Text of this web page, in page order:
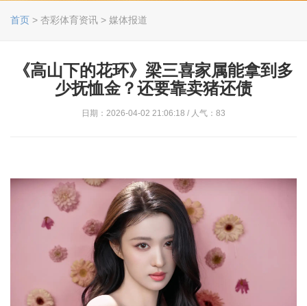
首页 > 杏彩体育资讯 > 媒体报道
《高山下的花环》梁三喜家属能拿到多
少抚恤金？还要靠卖猪还债
日期：2026-04-02 21:06:18 / 人气：83